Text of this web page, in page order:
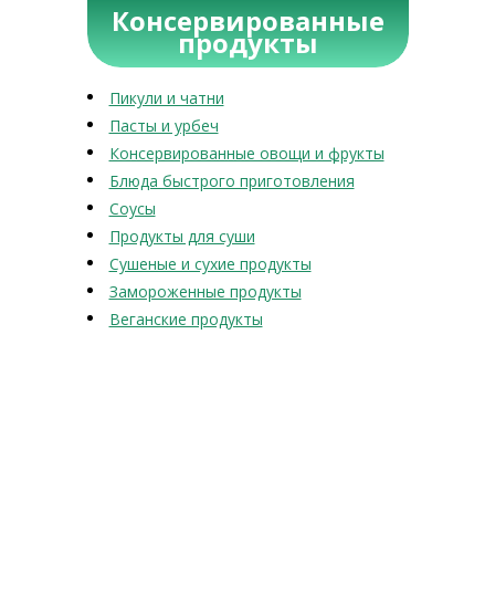
Консервированные
продукты
Пикули и чатни
Пасты и урбеч
Консервированные овощи и фрукты
Блюда быстрого приготовления
Соусы
Продукты для суши
Сушеные и сухие продукты
Замороженные продукты
Веганские продукты